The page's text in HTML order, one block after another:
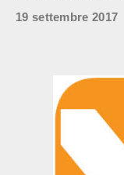
19 settembre 2017